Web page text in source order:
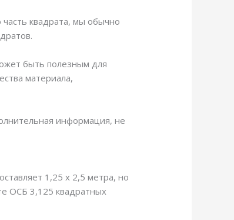
квадрата, мы обычно
быть полезным для
материала,
информация, не
1,25 х 2,5 метра, но
ОСБ 3,125 квадратных